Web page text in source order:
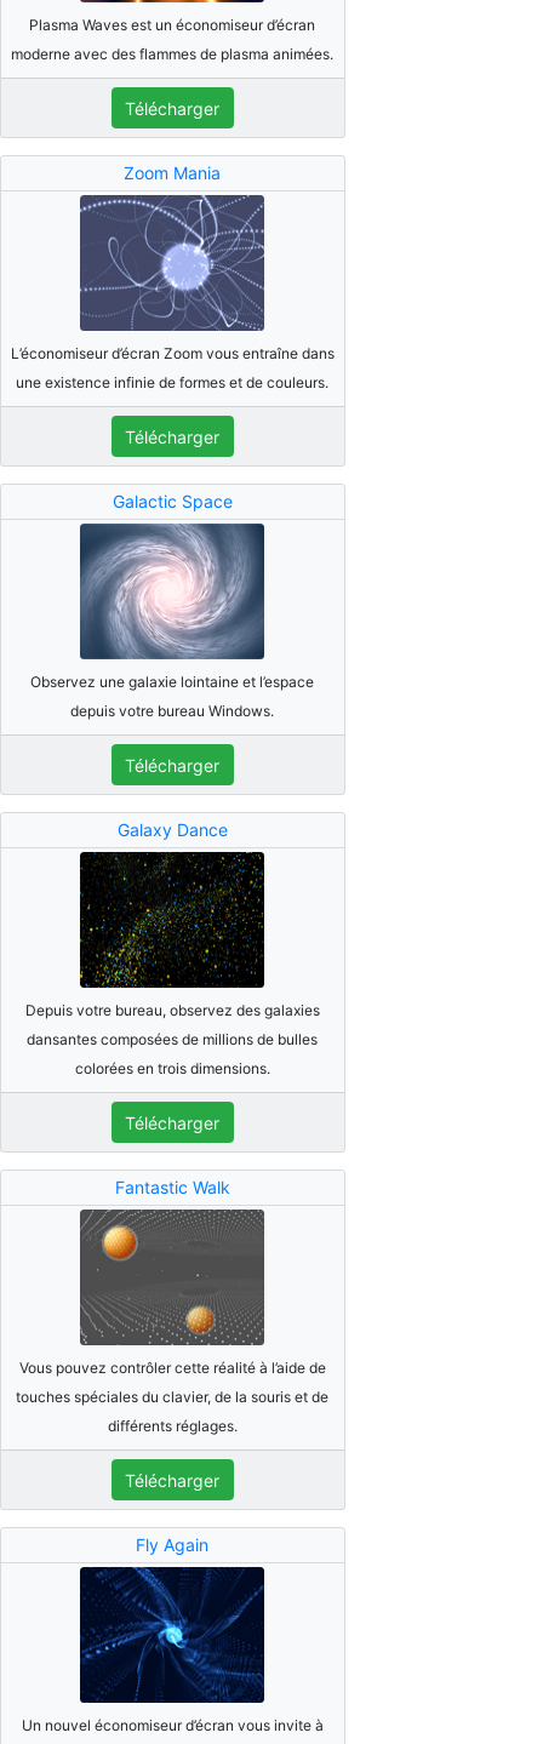
Plasma Waves est un économiseur d’écran
moderne avec des flammes de plasma animées.
Télécharger
Zoom Mania
L’économiseur d’écran Zoom vous entraîne dans
une existence infinie de formes et de couleurs.
Télécharger
Galactic Space
Observez une galaxie lointaine et l’espace
depuis votre bureau Windows.
Télécharger
Galaxy Dance
Depuis votre bureau, observez des galaxies
dansantes composées de millions de bulles
colorées en trois dimensions.
Télécharger
Fantastic Walk
Vous pouvez contrôler cette réalité à l’aide de
touches spéciales du clavier, de la souris et de
différents réglages.
Télécharger
Fly Again
Un nouvel économiseur d’écran vous invite à